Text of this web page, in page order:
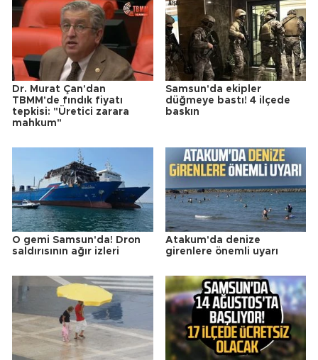
Dr. Murat Çan'dan
TBMM'de fındık fiyatı
tepkisi: "Üretici zarara
mahkum"
Samsun'da ekipler
düğmeye bastı! 4 ilçede
baskın
O gemi Samsun'da! Dron
saldırısının ağır izleri
Atakum'da denize
girenlere önemli uyarı